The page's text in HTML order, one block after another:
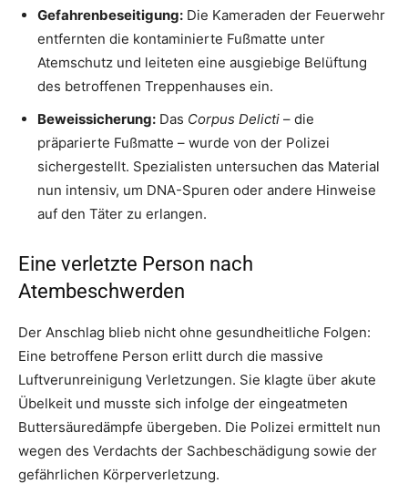
Gefahrenbeseitigung: Die Kameraden der Feuerwehr
entfernten die kontaminierte Fußmatte unter
Atemschutz und leiteten eine ausgiebige Belüftung
des betroffenen Treppenhauses ein.
Beweissicherung: Das Corpus Delicti – die
präparierte Fußmatte – wurde von der Polizei
sichergestellt. Spezialisten untersuchen das Material
nun intensiv, um DNA-Spuren oder andere Hinweise
auf den Täter zu erlangen.
Eine verletzte Person nach
Atembeschwerden
Der Anschlag blieb nicht ohne gesundheitliche Folgen:
Eine betroffene Person erlitt durch die massive
Luftverunreinigung Verletzungen. Sie klagte über akute
Übelkeit und musste sich infolge der eingeatmeten
Buttersäuredämpfe übergeben. Die Polizei ermittelt nun
wegen des Verdachts der Sachbeschädigung sowie der
gefährlichen Körperverletzung.